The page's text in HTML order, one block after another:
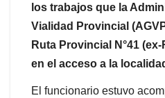
los trabajos que la
Vialidad Provincial
Ruta Provincial N°41
en el acceso a la
El funcionario estuvo